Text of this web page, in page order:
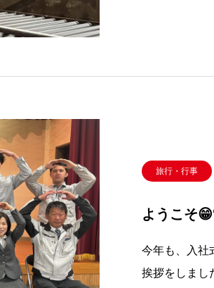
旅行・行事
ようこそ
今年も、入社
挨拶をしまし